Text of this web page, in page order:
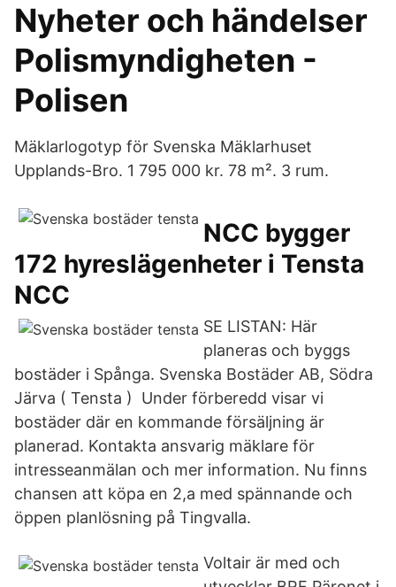
Nyheter och händelser
Polismyndigheten -
Polisen
Mäklarlogotyp för Svenska Mäklarhuset
Upplands-Bro. 1 795 000 kr. 78 m². 3 rum.
NCC bygger
172 hyreslägenheter i Tensta
NCC
SE LISTAN: Här
planeras och byggs
bostäder i Spånga. Svenska Bostäder AB, Södra
Järva ( Tensta ) Under förberedd visar vi
bostäder där en kommande försäljning är
planerad. Kontakta ansvarig mäklare för
intresseanmälan och mer information. Nu finns
chansen att köpa en 2,a med spännande och
öppen planlösning på Tingvalla.
Voltair är med och